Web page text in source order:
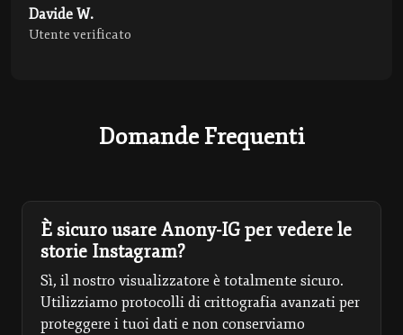
Davide W.
Utente verificato
Domande Frequenti
È sicuro usare Anony-IG per vedere le
storie Instagram?
Sì, il nostro visualizzatore è totalmente sicuro.
Utilizziamo protocolli di crittografia avanzati per
proteggere i tuoi dati e non conserviamo